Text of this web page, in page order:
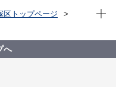
区トップページ
福祉保健計画
令和５年度）※交付決定
現在
へ